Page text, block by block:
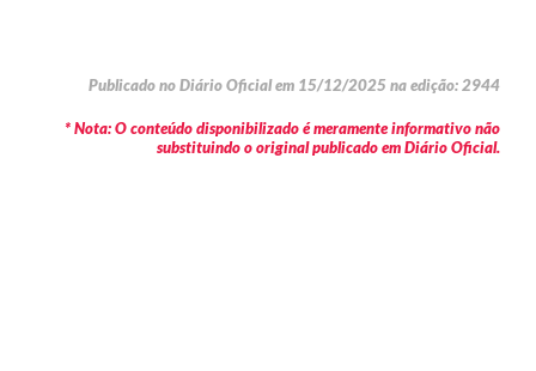
Publicado no Diário Oficial em 15/12/2025 na edição: 2944
* Nota: O conteúdo disponibilizado é meramente informativo não
substituindo o original publicado em Diário Oficial.